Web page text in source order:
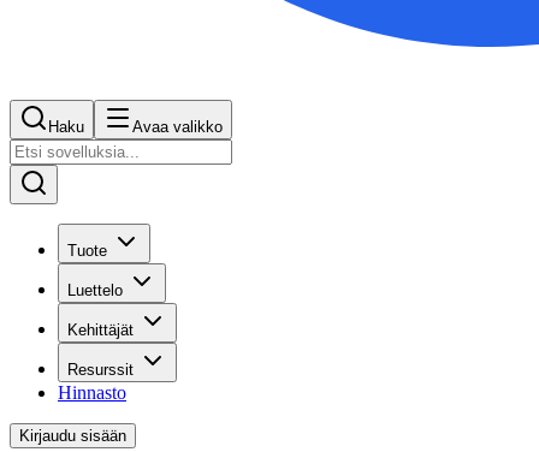
Haku Avaa valikko
Tuote
Luettelo
Kehittäjät
Resurssit
Hinnasto
Kirjaudu sisään